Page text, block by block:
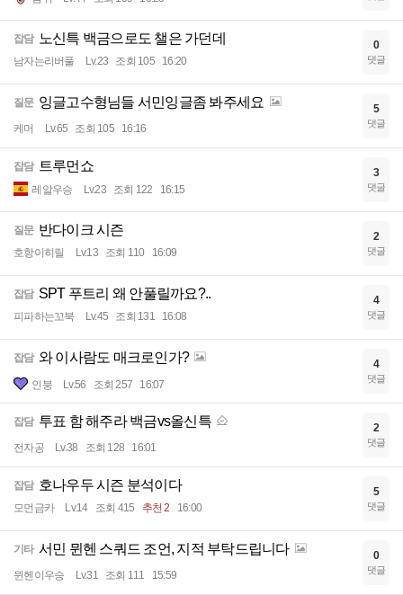
잡담 노신특 백금으로도 챌은 가던데
남자는리버풀 Lv.23 조회 105 16:20
0
댓글
질문 잉글고수형님들 서민잉글좀 봐주세요
케머 Lv.65 조회 105 16:16
5
댓글
잡담 트루먼쇼
레알우승 Lv.23 조회 122 16:15
3
댓글
질문 반다이크 시즌
호항이히릴 Lv.13 조회 110 16:09
2
댓글
잡담 SPT 푸트리 왜 안풀릴까요?..
피파하는꼬북 Lv.45 조회 131 16:08
4
댓글
잡담 와 이사람도 매크로인가?
인붕 Lv.56 조회 257 16:07
4
댓글
잡담 투표 함 해주라 백금vs올신특
전자공 Lv.38 조회 128 16:01
2
댓글
잡담 호나우두 시즌 분석이다
모먼금카 Lv.14 조회 415 추천 2 16:00
5
댓글
기타 서민 뮌헨 스쿼드 조언, 지적 부탁드립니다
뮌헨이우승 Lv.31 조회 111 15:59
0
댓글